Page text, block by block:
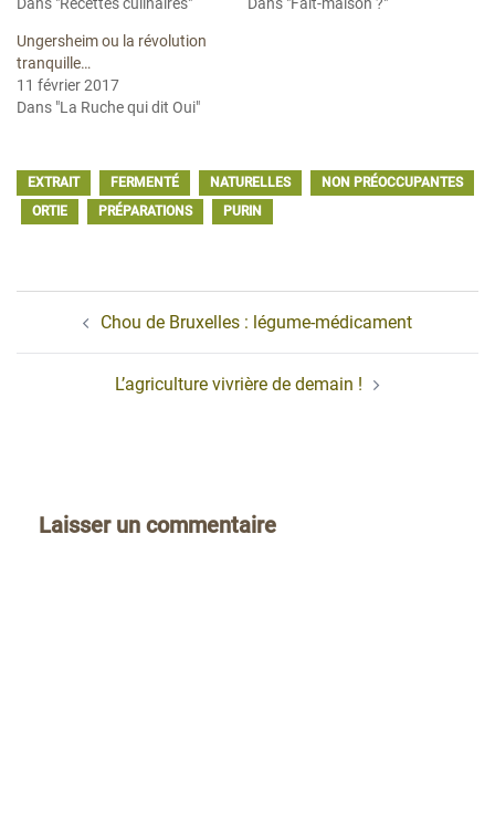
Ungersheim ou la révolution
tranquille…
11 février 2017
Dans "La Ruche qui dit Oui"
EXTRAIT FERMENTÉ NATURELLES
NON PRÉOCCUPANTES
ORTIE
PRÉPARATIONS PURIN
Navigation
d’articleChou de Bruxelles : légume-médicament
L’agriculture vivrière de demain !
Laisser un commentaire